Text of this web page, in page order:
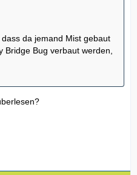
da jemand Mist gebaut
Bridge Bug verbaut werden,